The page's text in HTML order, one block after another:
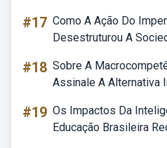
#17 Como A Ação Do
Desestruturou A
#18 Sobre A
Assinale A Alternativa
#19 Os Impactos Da
Educação Brasileira